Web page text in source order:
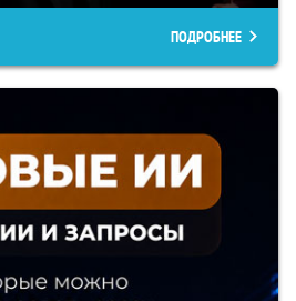
ПОДРОБНЕЕ